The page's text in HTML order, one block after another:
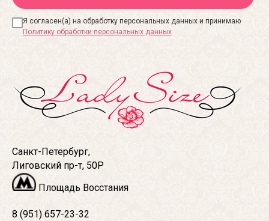
Я согласен(а) на обработку персональных данных и принимаю
Политику обработки персональных данных
Санкт-Петербург,
Лиговский пр-т, 50Р
Площадь Восстания
8 (951) 657-23-32